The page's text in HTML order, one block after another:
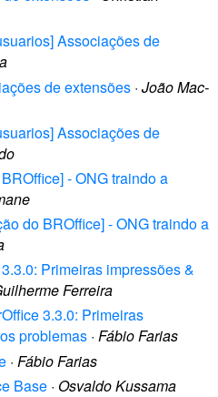
Associações de
de extensões · João Mac-
Associações de
- ONG traindo a
do BROffice] - ONG traindo a
Primeiras impressões &
Ferreira
3.3.0: Primeiras
problemas · Fábio Farias
· Fábio Farias
Base · Osvaldo Kussama